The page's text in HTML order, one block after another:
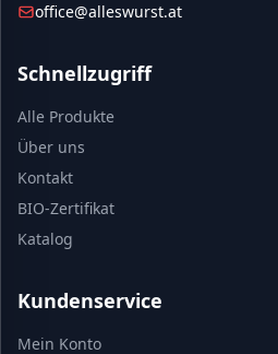
office@alleswurst.at
Schnellzugriff
Alle Produkte
Über uns
Kontakt
BIO-Zertifikat
Katalog
Kundenservice
Mein Konto